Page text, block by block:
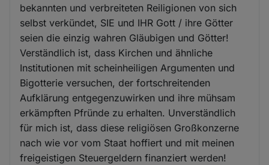
bekannten und verbreiteten Reiligionen von sich
selbst verkündet, SIE und IHR Gott / ihre Götter
seien die einzig wahren Gläubigen und Götter!
Verständlich ist, dass Kirchen und ähnliche
Institutionen mit scheinheiligen Argumenten und
Bigotterie versuchen, der fortschreitenden
Aufklärung entgegenzuwirken und ihre mühsam
erkämpften Pfründe zu erhalten. Unverständlich
für mich ist, dass diese religiösen Großkonzerne
nach wie vor vom Staat hoffiert und mit meinen
freigeistigen Steuergeldern finanziert werden!